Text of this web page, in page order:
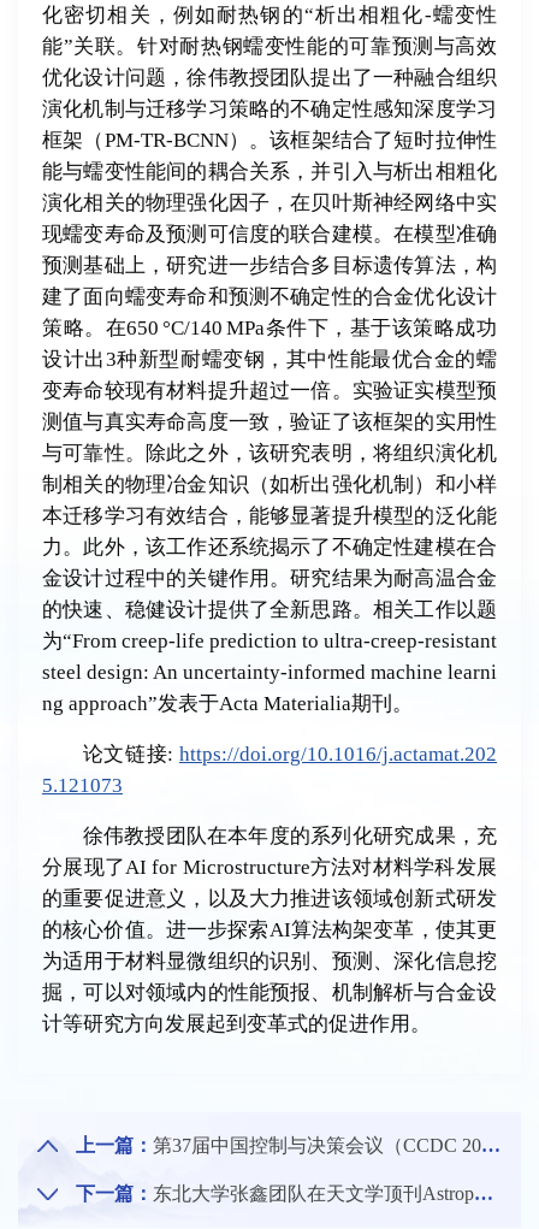
化密切相关，例如耐热钢的“析出相粗化-蠕变性
能”关联。针对耐热钢蠕变性能的可靠预测与高效
优化设计问题，徐伟教授团队提出了一种融合组织
演化机制与迁移学习策略的不确定性感知深度学习
框架（PM-TR-BCNN）。该框架结合了短时拉伸性
能与蠕变性能间的耦合关系，并引入与析出相粗化
演化相关的物理强化因子，在贝叶斯神经网络中实
现蠕变寿命及预测可信度的联合建模。在模型准确
预测基础上，研究进一步结合多目标遗传算法，构
建了面向蠕变寿命和预测不确定性的合金优化设计
策略。在650 °C/140 MPa条件下，基于该策略成功
设计出3种新型耐蠕变钢，其中性能最优合金的蠕
变寿命较现有材料提升超过一倍。实验证实模型预
测值与真实寿命高度一致，验证了该框架的实用性
与可靠性。除此之外，该研究表明，将组织演化机
制相关的物理冶金知识（如析出强化机制）和小样
本迁移学习有效结合，能够显著提升模型的泛化能
力。此外，该工作还系统揭示了不确定性建模在合
金设计过程中的关键作用。研究结果为耐高温合金
的快速、稳健设计提供了全新思路。相关工作以题
为“From creep-life prediction to ultra-creep-resistant
steel design: An uncertainty-informed machine learni
ng approach”发表于Acta Materialia期刊。
论文链接: https://doi.org/10.1016/j.actamat.202
5.121073
徐伟教授团队在本年度的系列化研究成果，充
分展现了AI for Microstructure方法对材料学科发展
的重要促进意义，以及大力推进该领域创新式研发
的核心价值。进一步探索AI算法构架变革，使其更
为适用于材料显微组织的识别、预测、深化信息挖
掘，可以对领域内的性能预报、机制解析与合金设
计等研究方向发展起到变革式的促进作用。
上一篇： 第37届中国控制与决策会议（CCDC 2025）在厦门举行
下一篇： 东北大学张鑫团队在天文学顶刊Astrophysical Journal Letters上发表最新研究成果